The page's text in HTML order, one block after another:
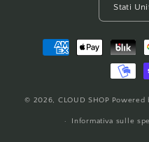
Metodi
© 2026, CLOUD SHOP Powered
Informativa sulle